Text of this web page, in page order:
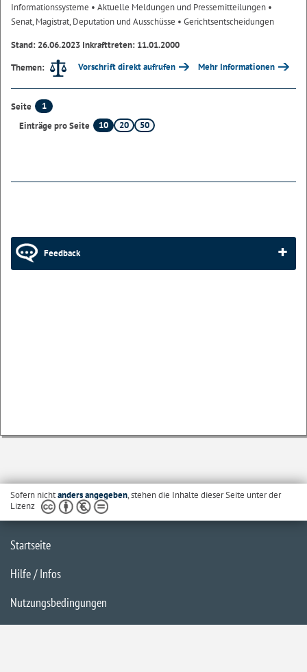
Informationssysteme • Aktuelle Meldungen und Pressemitteilungen •
Senat, Magistrat, Deputation und Ausschüsse • Gerichtsentscheidungen
Stand: 26.06.2023 Inkrafttreten: 11.01.2000
Themen:
Vorschrift direkt aufrufen Mehr Informationen
Seite
1
Einträge pro Seite
10 20 50
Feedback
Sofern nichtanders angegeben, stehen die Inhalte dieser Seite unter der
Lizenz
Startseite
Hilfe / Infos
Nutzungsbedingungen